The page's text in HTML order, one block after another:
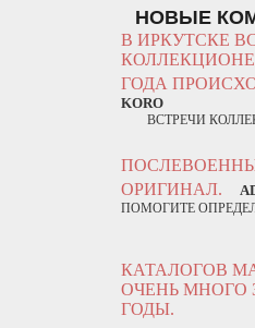
НОВЫЕ
В ИРКУТСКЕ
ГОДА
KORO
ВСТРЕЧИ
ОРИГИНАЛ.
ПОМОГИТЕ
КАТАЛОГОВ
ОЧЕНЬ МНОГО
ГОДЫ.